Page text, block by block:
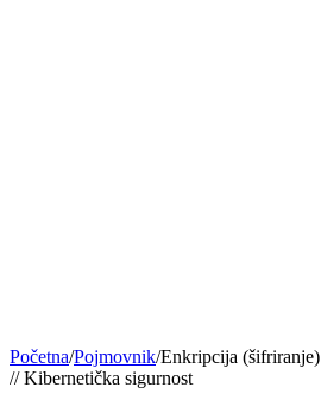
Početna/Pojmovnik/Enkripcija (šifriranje)
//Kibernetička sigurnost